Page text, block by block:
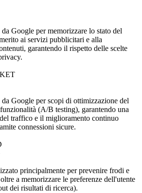
Google per memorizzare lo stato del
ai servizi pubblicitari e alla
garantendo il rispetto delle scelte
Google per scopi di ottimizzazione del
(A/B testing), garantendo una
traffico e il miglioramento continuo
connessioni sicure.
principalmente per prevenire frodi e
a memorizzare le preferenze dell'utente
dei risultati di ricerca).